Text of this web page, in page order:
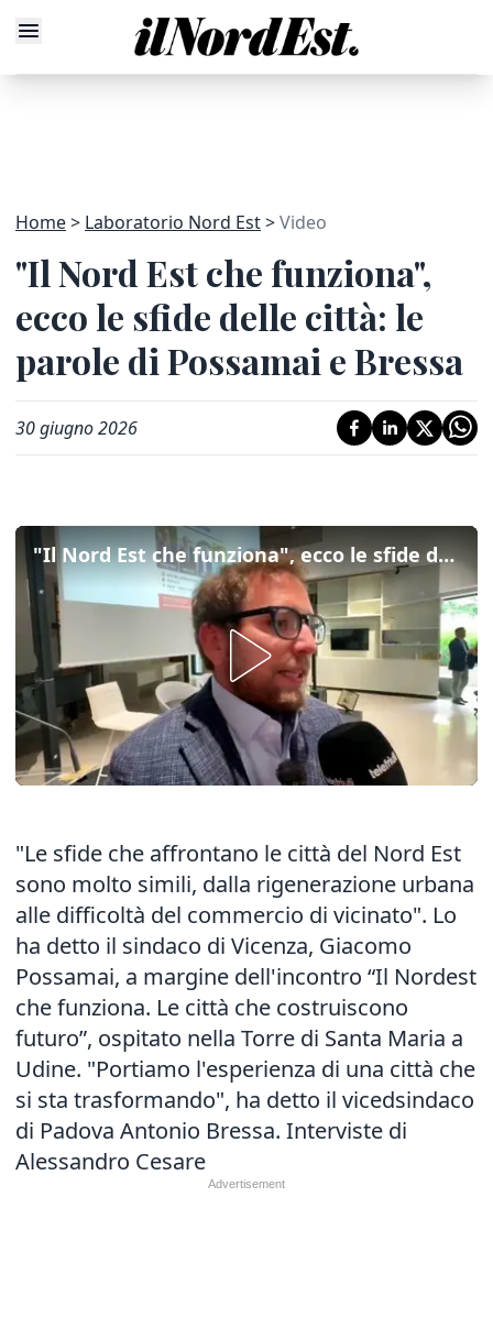
Home Laboratorio Nord Est Video
"Il Nord Est che funziona",
ecco le sfide delle città: le
parole di Possamai e Bressa
30 giugno 2026
"Il Nord Est che funziona", ecco le sfide delle città: le parole di Possamai e Bressa
"Le sfide che affrontano le città del Nord Est
sono molto simili, dalla rigenerazione urbana
alle difficoltà del commercio di vicinato". Lo
ha detto il sindaco di Vicenza, Giacomo
Possamai, a margine dell'incontro “Il Nordest
che funziona. Le città che costruiscono
futuro”, ospitato nella Torre di Santa Maria a
Udine. "Portiamo l'esperienza di una città che
si sta trasformando", ha detto il vicedsindaco
di Padova Antonio Bressa. Interviste di
Alessandro Cesare